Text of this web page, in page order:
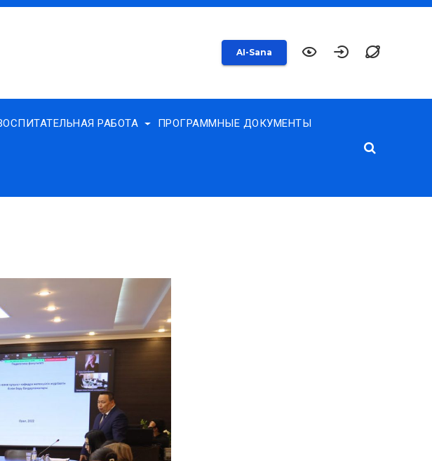
AI-Sana
РАБОТА ПРОГРАММНЫЕ ДОКУМЕНТЫ